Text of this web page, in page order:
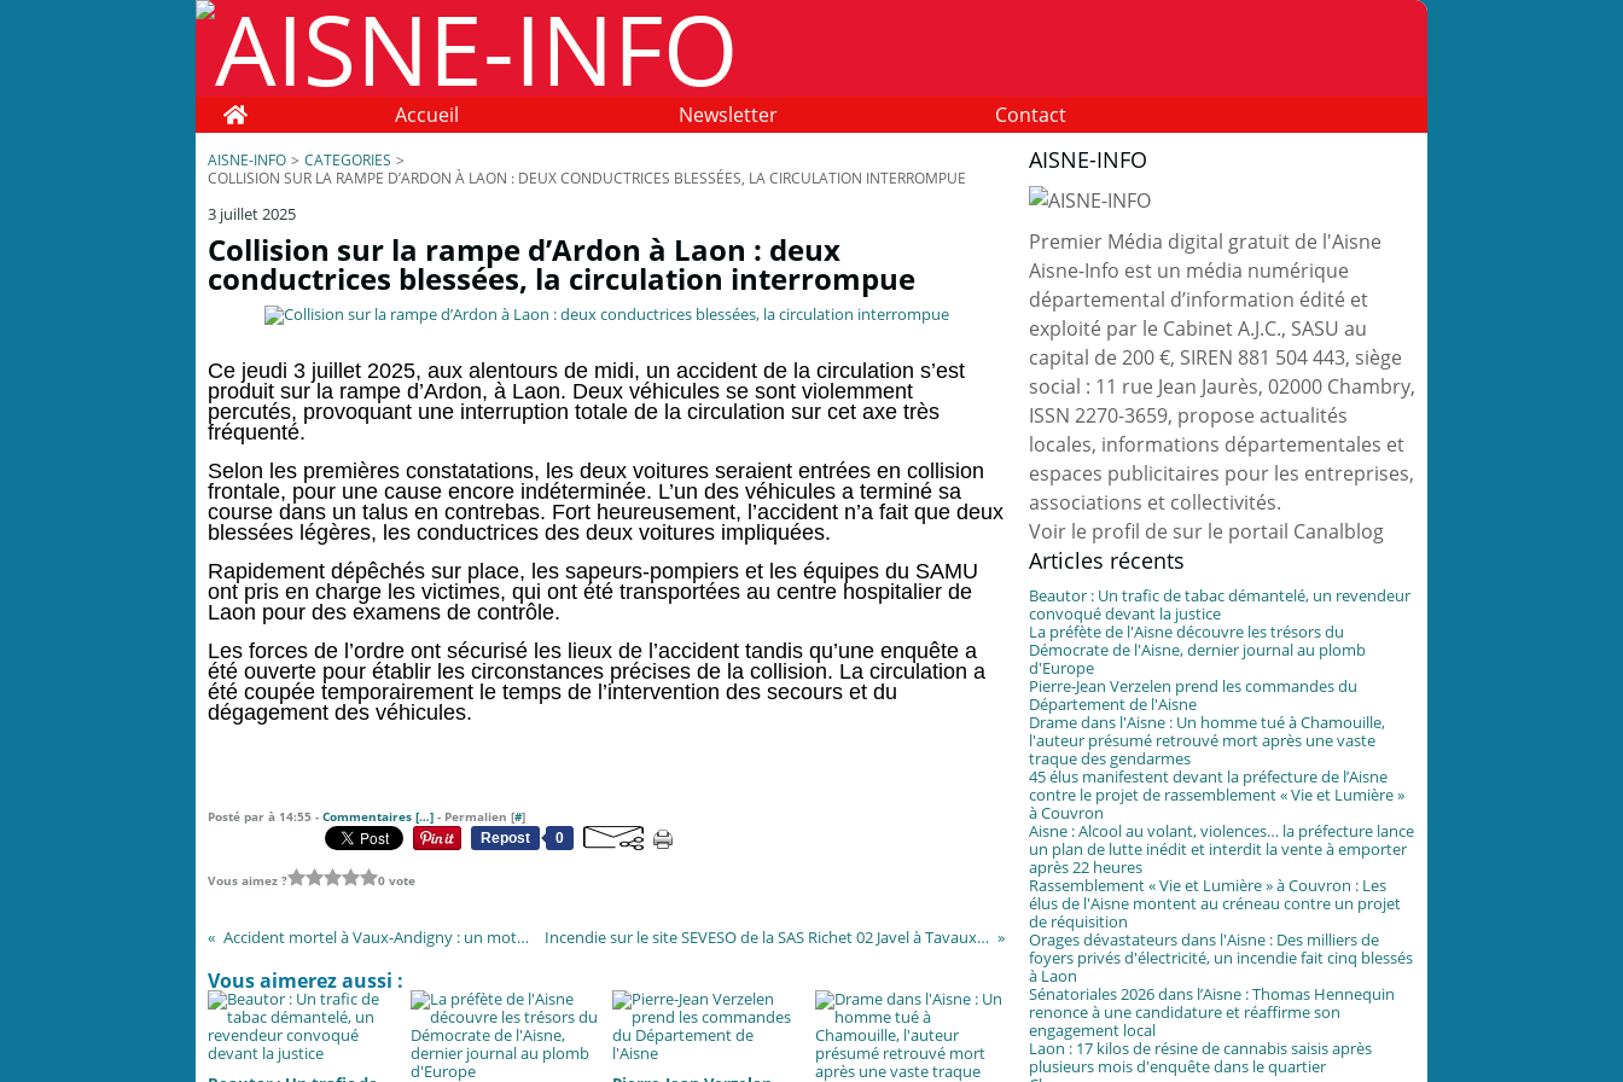
Home Accueil Newsletter Contact
AISNE-INFO > CATEGORIES >
COLLISION SUR LA RAMPE D’ARDON À LAON : DEUX CONDUCTRICES BLESSÉES, LA CIRCULATION INTERROMPUE
3 juillet 2025
Collision sur la rampe d’Ardon à Laon : deux
conductrices blessées, la circulation interrompue
Ce jeudi 3 juillet 2025, aux alentours de midi, un accident de la circulation s’est
produit sur la rampe d’Ardon, à Laon. Deux véhicules se sont violemment
percutés, provoquant une interruption totale de la circulation sur cet axe très
fréquenté.
Selon les premières constatations, les deux voitures seraient entrées en collision
frontale, pour une cause encore indéterminée. L’un des véhicules a terminé sa
course dans un talus en contrebas. Fort heureusement, l’accident n’a fait que deux
blessées légères, les conductrices des deux voitures impliquées.
Rapidement dépêchés sur place, les sapeurs-pompiers et les équipes du SAMU
ont pris en charge les victimes, qui ont été transportées au centre hospitalier de
Laon pour des examens de contrôle.
Les forces de l’ordre ont sécurisé les lieux de l’accident tandis qu’une enquête a
été ouverte pour établir les circonstances précises de la collision. La circulation a
été coupée temporairement le temps de l’intervention des secours et du
dégagement des véhicules.
Posté par à 14:55 - Commentaires […] - Permalien [#]
Repost
0
Vous aimez ? 0 vote
Accident mortel à Vaux-Andigny : un motard de 19 ans décède après une sortie de route Incendie sur le site SEVESO de la SAS Richet 02 Javel à Tavaux-et-Pontséricourt : une intervention rapide a permis d’éviter le pire
Vous aimerez aussi :
AISNE-INFO
Premier Média digital gratuit de l'Aisne
Aisne-Info est un média numérique
départemental d’information édité et
exploité par le Cabinet A.J.C., SASU au
capital de 200 €, SIREN 881 504 443, siège
social : 11 rue Jean Jaurès, 02000 Chambry,
ISSN 2270-3659, propose actualités
locales, informations départementales et
espaces publicitaires pour les entreprises,
associations et collectivités.
Voir le profil de sur le portail Canalblog
Articles récents
Beautor : Un trafic de tabac démantelé, un revendeur
convoqué devant la justice
La préfète de l'Aisne découvre les trésors du
Démocrate de l'Aisne, dernier journal au plomb
d'Europe
Pierre-Jean Verzelen prend les commandes du
Département de l'Aisne
Drame dans l'Aisne : Un homme tué à Chamouille,
l'auteur présumé retrouvé mort après une vaste
traque des gendarmes
45 élus manifestent devant la préfecture de l’Aisne
contre le projet de rassemblement « Vie et Lumière »
à Couvron
Aisne : Alcool au volant, violences… la préfecture lance
un plan de lutte inédit et interdit la vente à emporter
après 22 heures
Rassemblement « Vie et Lumière » à Couvron : Les
élus de l'Aisne montent au créneau contre un projet
de réquisition
Orages dévastateurs dans l'Aisne : Des milliers de
foyers privés d'électricité, un incendie fait cinq blessés
à Laon
Sénatoriales 2026 dans l’Aisne : Thomas Hennequin
renonce à une candidature et réaffirme son
engagement local
Laon : 17 kilos de résine de cannabis saisis après
plusieurs mois d'enquête dans le quartier